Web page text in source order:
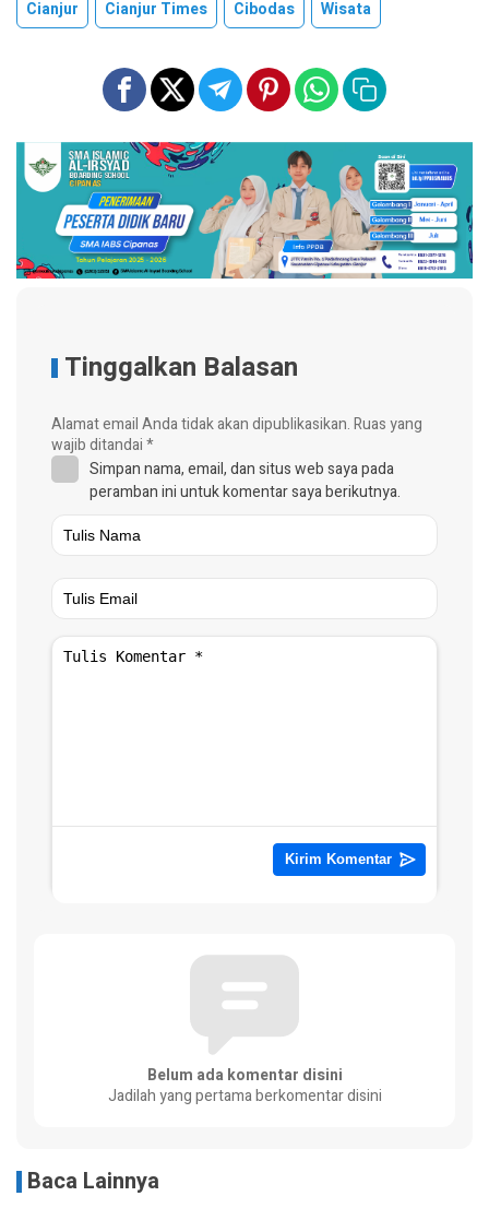
Cianjur Cianjur Times Cibodas Wisata
Tinggalkan Balasan
Alamat email Anda tidak akan dipublikasikan.Ruas yang
wajib ditandai*
Simpan nama, email, dan situs web saya pada
peramban ini untuk komentar saya berikutnya.
Belum ada komentar disini
Jadilah yang pertama berkomentar disini
Baca Lainnya